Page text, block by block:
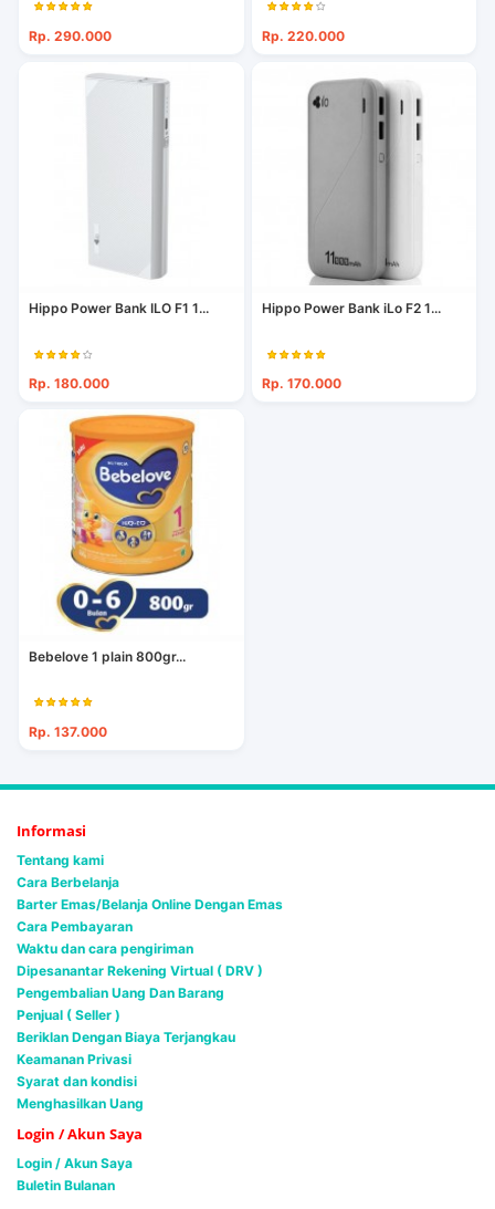
Rp. 290.000 Rp. 220.000
Hippo Power Bank ILO F1 1...
Rp. 180.000
Hippo Power Bank iLo F2 1...
Rp. 170.000
Bebelove 1 plain 800gr...
Rp. 137.000
Informasi
Tentang kami
Cara Berbelanja
Barter Emas/Belanja Online Dengan Emas
Cara Pembayaran
Waktu dan cara pengiriman
Dipesanantar Rekening Virtual ( DRV )
Pengembalian Uang Dan Barang
Penjual ( Seller )
Beriklan Dengan Biaya Terjangkau
Keamanan Privasi
Syarat dan kondisi
Menghasilkan Uang
Login / Akun Saya
Login / Akun Saya
Buletin Bulanan